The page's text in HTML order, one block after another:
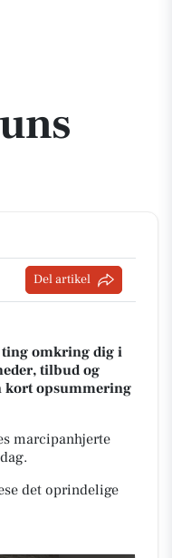
Del artikel
ting omkring dig i
tilbud og
kort opsummering
marcipanhjerte
det oprindelige